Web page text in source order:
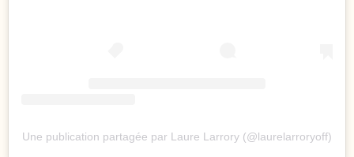
Une publication partagée par Laure Larrory (@laurelarroryoff)